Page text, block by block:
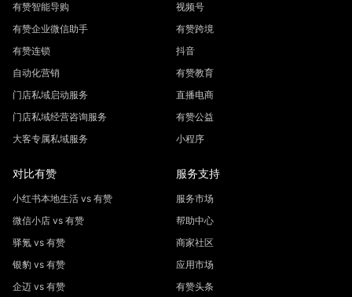
有赞智能导购
有赞企业微信助手
有赞连锁
自动化营销
门店私域启动服务
门店私域经营咨询服务
大客专属私域服务
视频号
有赞跨境
抖音
有赞教育
直播电商
有赞公益
小程序
对比有赞
小红书本地生活 vs 有赞
微信小店 vs 有赞
驿氪 vs 有赞
银豹 vs 有赞
企迈 vs 有赞
服务支持
服务市场
帮助中心
商家社区
应用市场
有赞头条